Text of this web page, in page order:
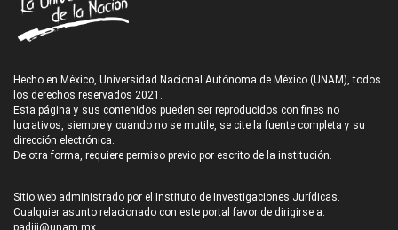
Hecho en México, Universidad Nacional Autónoma de México (UNAM), todos
los derechos reservados 2021.
Esta página y sus contenidos pueden ser reproducidos con fines no
lucrativos, siempre y cuando no se mutile, se cite la fuente completa y su
dirección electrónica.
De otra forma, requiere permiso previo por escrito de la institución.
Sitio web administrado por el Instituto de Investigaciones Jurídicas.
Cualquier asunto relacionado con este portal favor de dirigirse a: